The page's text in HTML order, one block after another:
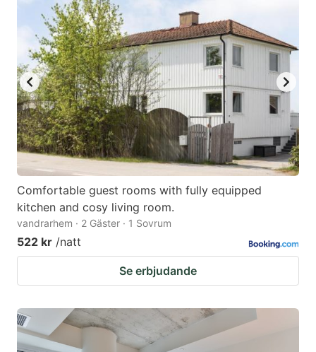
Comfortable guest rooms with fully equipped
kitchen and cosy living room.
vandrarhem · 2 Gäster · 1 Sovrum
522 kr /natt
Se erbjudande